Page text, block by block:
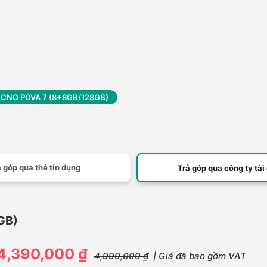
POVA 7 (8+8GB/128GB)
góp qua thẻ tín dụng Trả góp qua công ty tài
₫ 4,990,000 ₫ | Giá đã bao gồm VAT